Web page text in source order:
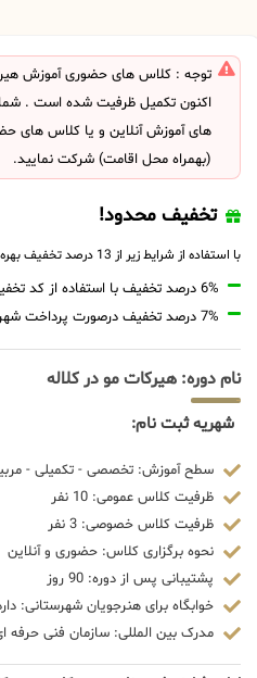
توجه : کلاس های حضوری آموزش
اکنون تکمیل ظرفیت شده است . شما
های آموزش آنلاین و یا کلاس های
(بهمراه محل اقامت) شرکت نمایید.
تخفیف محدود!
با استفاده از شرایط زیر از 13 درصد تخفیف بهره مند شوید.
6% درصد تخفیف با استفاده از کد تخفیف 20806
7% درصد تخفیف درصورت پرداخت شهریه با رمزارز
نام دوره: هیرکات مو در کلاله
شهریه ثبت نام:
سطح آموزش: تخصصی - تکمیلی -
ظرفیت کلاس عمومی: 10 نفر
ظرفیت کلاس خصوصی: 3 نفر
نحوه برگزاری کلاس: حضوری و آنلاین
پشتیبانی پس از دوره: 90 روز
خوابگاه برای هنرجویان شهرستانی:
مدرک بین المللی: سازمان فنی حرفه